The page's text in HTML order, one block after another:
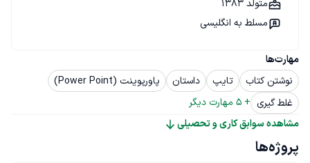
مهارت‌ها
نوشتن کتاب
تایپ داستان
پاورپوینت (Power Point)
غلط گیری +
5 مهارت دیگر
مشاهده سوابق کاری و تحصیلی
متولد 1383
مسلط به انگلیسی
پروژه‌ها